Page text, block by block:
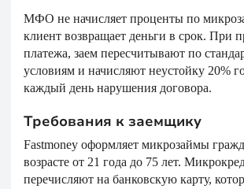
МФО не начисляет проценты по
клиент возвращает деньги в срок. При
платежа, заем пересчитывают по
условиям и начисляют неустойку 20%
каждый день нарушения договора.
Требования к заемщику
Fastmoney оформляет микрозаймы
возрасте от 21 года до 75 лет.
перечисляют на банковскую карту,